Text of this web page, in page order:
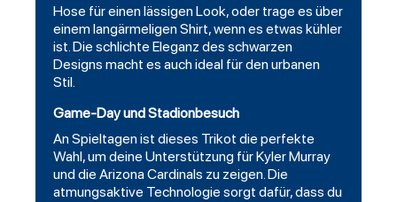
Hose für einen lässigen Look, oder trage es über
einem langärmeligen Shirt, wenn es etwas kühler
ist. Die schlichte Eleganz des schwarzen
Designs macht es auch ideal für den urbanen
Stil.
Game-Day und Stadionbesuch
An Spieltagen ist dieses Trikot die perfekte
Wahl, um deine Unterstützung für Kyler Murray
und die Arizona Cardinals zu zeigen. Die
atmungsaktive Technologie sorgt dafür, dass du